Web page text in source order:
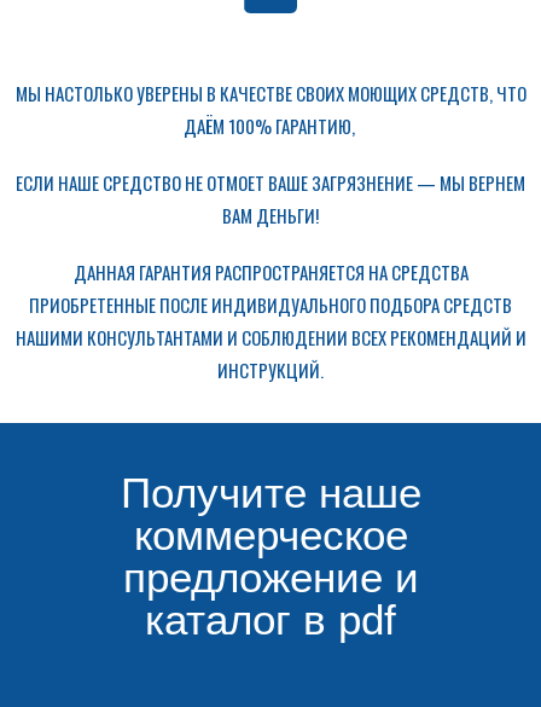
МЫ НАСТОЛЬКО УВЕРЕНЫ В КАЧЕСТВЕ СВОИХ МОЮЩИХ СРЕДСТВ, ЧТО
ДАЁМ 100% ГАРАНТИЮ,
ЕСЛИ НАШЕ СРЕДСТВО НЕ ОТМОЕТ ВАШЕ ЗАГРЯЗНЕНИЕ — МЫ ВЕРНЕМ
ВАМ ДЕНЬГИ!
ДАННАЯ ГАРАНТИЯ РАСПРОСТРАНЯЕТСЯ НА СРЕДСТВА
ПРИОБРЕТЕННЫЕ ПОСЛЕ ИНДИВИДУАЛЬНОГО ПОДБОРА СРЕДСТВ
НАШИМИ КОНСУЛЬТАНТАМИ И СОБЛЮДЕНИИ ВСЕХ РЕКОМЕНДАЦИЙ И
ИНСТРУКЦИЙ.
Получите наше
коммерческое
предложение и
каталог в pdf